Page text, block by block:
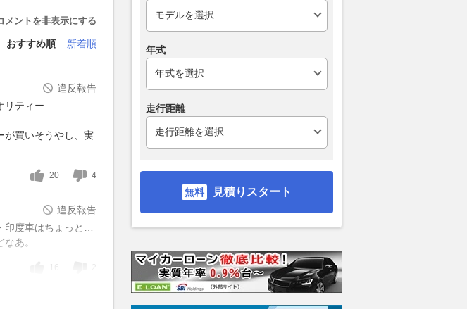
メントを非表示にする
おすすめ順 新着順
違反報告
リティー
が買いそうやし、実
20 4
違反報告
印度車はちょっと…
あ。
年式
走行距離
見積りスタート